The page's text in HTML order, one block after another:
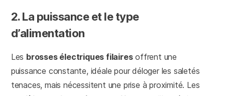
2. La puissance et le type
d’alimentation
Les brosses électriques filairesoffrent une
puissance constante, idéale pour déloger les saletés
tenaces, mais nécessitent une prise à proximité. Les